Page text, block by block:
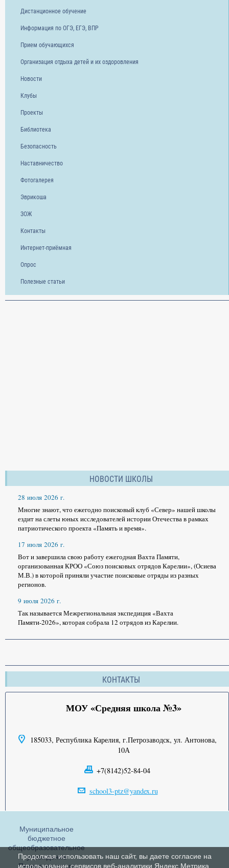
Дистанционное обучение
Информация по ОГЭ, ЕГЭ, ВПР
Прием обучающихся
Организация отдыха детей и их оздоровления
Новости
Клубы
Проекты
Библиотека
Безопасность
Наставничество
Фотогалерея
Эврикоша
ЗОЖ
Контакты
Интернет-приёмная
Опрос
Полезные статьи
НОВОСТИ ШКОЛЫ
28 июля 2026 г.
Многие знают, что ежегодно поисковый клуб «Север» нашей школы
ездит на слеты юных исследователей истории Отечества в рамках
патриотического проекта «Память и время».
17 июля 2026 г.
Вот и завершила свою работу ежегодная Вахта Памяти,
организованная КРОО «Союз поисковых отрядов Карелии», (Осиева
М.В.) в которой приняли участие поисковые отряды из разных
регионов.
9 июля 2026 г.
Так называется Межрегиональная экспедиция «Вахта
Памяти-2026», которая собрала 12 отрядов из Карелии.
КОНТАКТЫ
МОУ «Средняя школа №3»
185033, Республика Карелия, г.Петрозаводск, ул. Антонова,
10А
+7(8142)52-84-04
school3-ptz@yandex.ru
Муниципальное
бюджетное
общеобразовательное
учреждение
Петрозаводского
Продолжая использовать наш сайт, вы даете согласие на
использование сервисов веб-аналитики Яндекс Метрика,